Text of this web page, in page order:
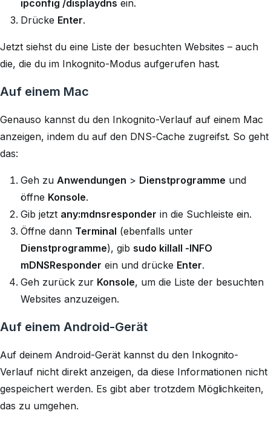
ipconfig /displaydns ein.
Drücke Enter.
Jetzt siehst du eine Liste der besuchten Websites – auch
die, die du im Inkognito-Modus aufgerufen hast.
Auf einem Mac
Genauso kannst du den Inkognito-Verlauf auf einem Mac
anzeigen, indem du auf den DNS-Cache zugreifst. So geht
das:
Geh zu Anwendungen > Dienstprogramme und
öffne Konsole.
Gib jetzt any:mdnsresponder in die Suchleiste ein.
Öffne dann Terminal (ebenfalls unter
Dienstprogramme), gib sudo killall -INFO
mDNSResponder ein und drücke Enter.
Geh zurück zur Konsole, um die Liste der besuchten
Websites anzuzeigen.
Auf einem Android-Gerät
Auf deinem Android-Gerät kannst du den Inkognito-
Verlauf nicht direkt anzeigen, da diese Informationen nicht
gespeichert werden. Es gibt aber trotzdem Möglichkeiten,
das zu umgehen.